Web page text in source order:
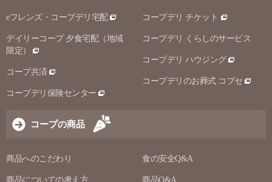
eフレンズ・コープデリ宅配
デイリーコープ 夕食宅配（地域
限定）
コープ共済
コープデリ保険センター
コープデリ チケット
コープデリ くらしのサービス
コープデリ ハウジング
コープデリのお葬式 コプセ
コープの商品
商品へのこだわり
商品についての考え方
食の安全Q&A
商品Q&A